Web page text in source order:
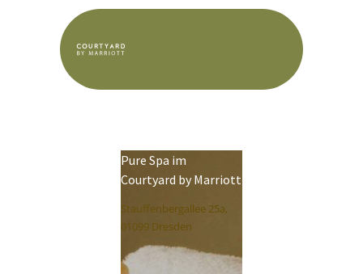
Pure Spa im
Courtyard by Marriott
Stauffenbergallee 25a,
01099 Dresden